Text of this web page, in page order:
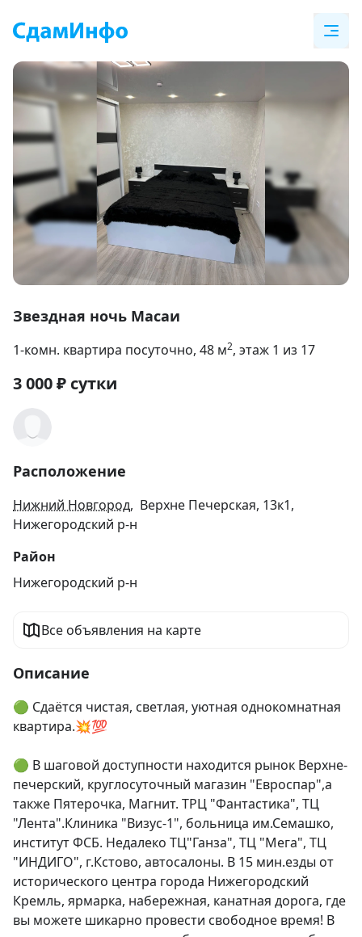
1
8
Звездная ночь Масаи
1-комн. квартира посуточно, 48 м2, этаж 1 из 17
3 000₽ сутки
Расположение
Нижний Новгород, Верхне Печерская, 13к1,
Нижегородский р-н
Район
Нижегородский р-н
Все объявления на карте
Описание
🟢 Сдаётся чистая, светлая, уютная однокомнатная
квартира.💥💯
🟢 В шаговой доступности находится рынок Верхне-
печерский, круглосуточный магазин "Евроспар",а
также Пятерочка, Магнит. ТРЦ "Фантастика", ТЦ
"Лента".Клиника "Визус-1", больница им.Семашко,
институт ФСБ. Недалеко ТЦ"Ганза", ТЦ "Мега", ТЦ
"ИНДИГО", г.Кстово, автосалоны. В 15 мин.езды от
исторического центра города Нижегородский
Кремль, ярмарка, набережная, канатная дорога, где
вы можете шикарно провести свободное время! В